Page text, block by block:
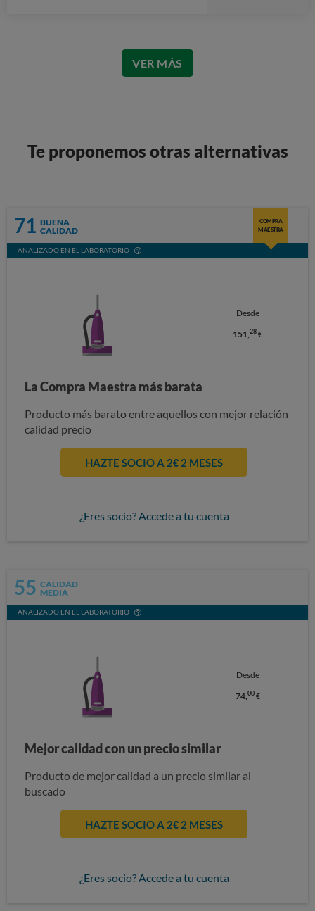
VER MÁS
Te proponemos otras alternativas
71 BUENA
CALIDAD
COMPRA
MAESTRA
ANALIZADO EN EL LABORATORIO
Desde
151,28 €
La Compra Maestra más barata
Producto más barato entre aquellos con mejor relación
calidad precio
HAZTE SOCIO A 2€ 2 MESES
¿Eres socio? Accede a tu cuenta
55 CALIDAD
MEDIA
ANALIZADO EN EL LABORATORIO
Desde
74, 00€
Mejor calidad con un precio similar
Producto de mejor calidad a un precio similar al
buscado
HAZTE SOCIO A 2€ 2 MESES
¿Eres socio? Accede a tu cuenta